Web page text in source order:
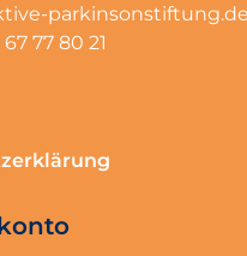
parkinsonstiftung.de
77 80 21